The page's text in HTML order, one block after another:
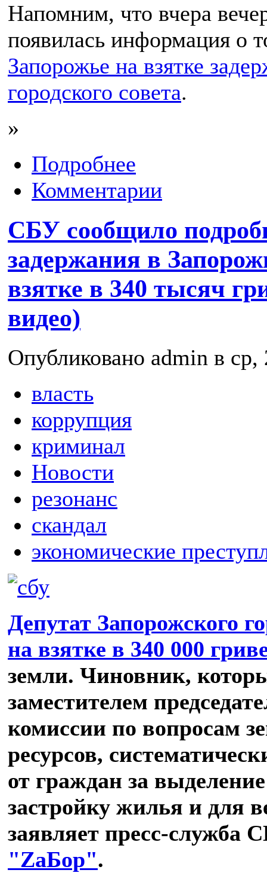
Напомним, что вчера
появилась информация о
Запорожье на взятке
городского совета.
»
Подробнее
Комментарии
СБУ сообщило
задержания в
взятке в 340 тысяч
видео)
Опубликовано admin в
власть
коррупция
криминал
Новости
резонанс
скандал
экономические
Депутат Запорожского
на взятке в 340 000
земли. Чиновник,
заместителем
комиссии по вопросам
ресурсов,
от граждан за
застройку жилья и для
заявляет пресс-служба
"ZаБор".